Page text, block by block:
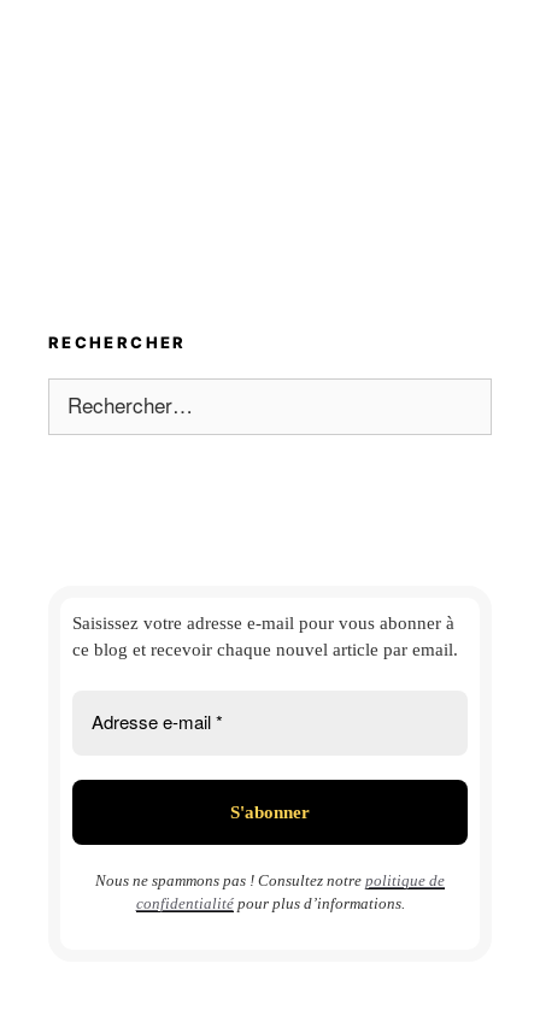
RECHERCHER
Saisissez votre adresse e-mail pour vous abonner à
ce blog et recevoir chaque nouvel article par email.
Nous ne spammons pas ! Consultez notre politique de
confidentialitépour plus d’informations.